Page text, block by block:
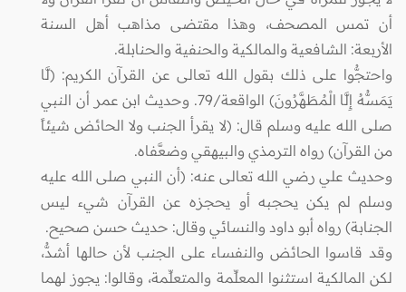
أن تمس المصحف، وهذا مقتضى مذاهب أهل السنة
الأربعة: الشافعية والمالكية والحنفية والحنابلة.
واحتجُّوا على ذلك بقول الله تعالى عن القرآن الكريم: (لَّا
يَمَسُّهُ إِلَّا الْمُطَهَّرُونَ) الواقعة/79. وحديث ابن عمر أن النبي
صلى الله عليه وسلم قال: (لا يقرأ الجنب ولا الحائض شيئاً
من القرآن) رواه الترمذي والبيهقي وضعَّفاه.
وحديث علي رضي الله تعالى عنه: (أن النبي صلى الله عليه
وسلم لم يكن يحجبه أو يحجزه عن القرآن شيء ليس
الجنابة) رواه أبو داود والنسائي وقال: حديث حسن صحيح.
وقد قاسوا الحائض والنفساء على الجنب لأن حالها أشدُّ،
لكن المالكية استثنوا المعلِّمة والمتعلِّمة، وقالوا: يجوز لهما